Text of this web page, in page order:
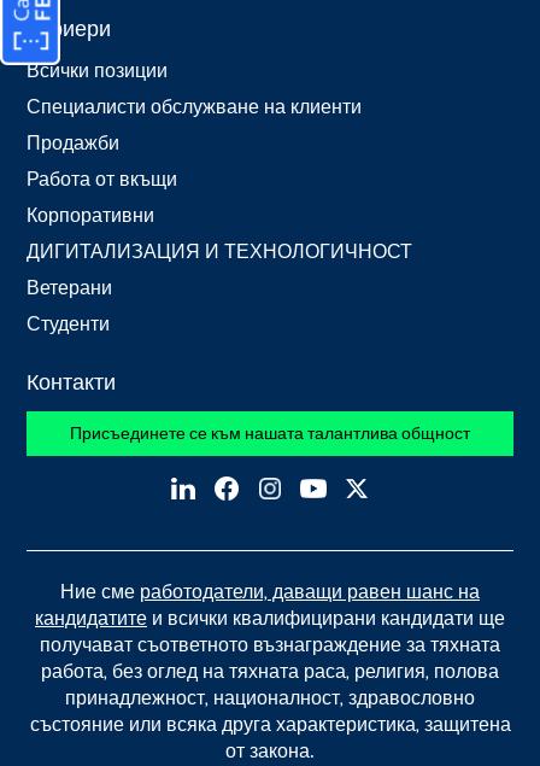
Кариери
Всички позиции
Специалисти обслужване на клиенти
Продажби
Работа от вкъщи
Корпоративни
ДИГИТАЛИЗАЦИЯ И ТЕХНОЛОГИЧНОСТ
Ветерани
Студенти
Контакти
Присъединете се към нашата талантлива общност
Ние сме работодатели, даващи равен шанс на
кандидатите и всички квалифицирани кандидати ще
получават съответното възнаграждение за тяхната
работа, без оглед на тяхната раса, религия, полова
принадлежност, националност, здравословно
състояние или всяка друга характеристика, защитена
от закона.